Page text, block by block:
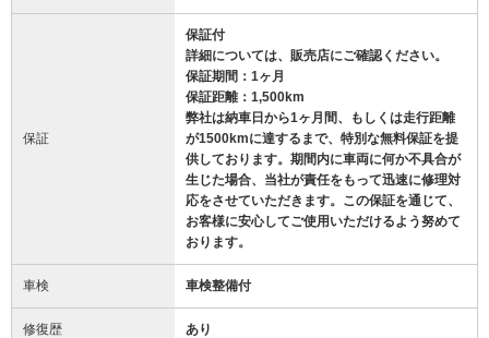
保証
保証付
詳細については、販売店にご確認ください。
保証期間：1ヶ月
保証距離：1,500km
弊社は納車日から1ヶ月間、もしくは走行距離
が1500kmに達するまで、特別な無料保証を提
供しております。期間内に車両に何か不具合が
生じた場合、当社が責任をもって迅速に修理対
応をさせていただきます。この保証を通じて、
お客様に安心してご使用いただけるよう努めて
おります。
車検 車検整備付
修復歴 あり